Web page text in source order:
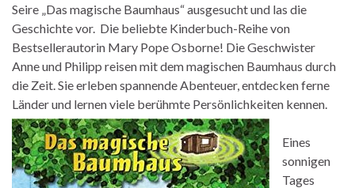
Seire „Das magische Baumhaus“ ausgesucht und las die
Geschichte vor. Die beliebte Kinderbuch-Reihe von
Bestsellerautorin Mary Pope Osborne! Die Geschwister
Anne und Philipp reisen mit dem magischen Baumhaus durch
die Zeit. Sie erleben spannende Abenteuer, entdecken ferne
Länder und lernen viele berühmte Persönlichkeiten kennen.
Eines
sonnigen
Tages